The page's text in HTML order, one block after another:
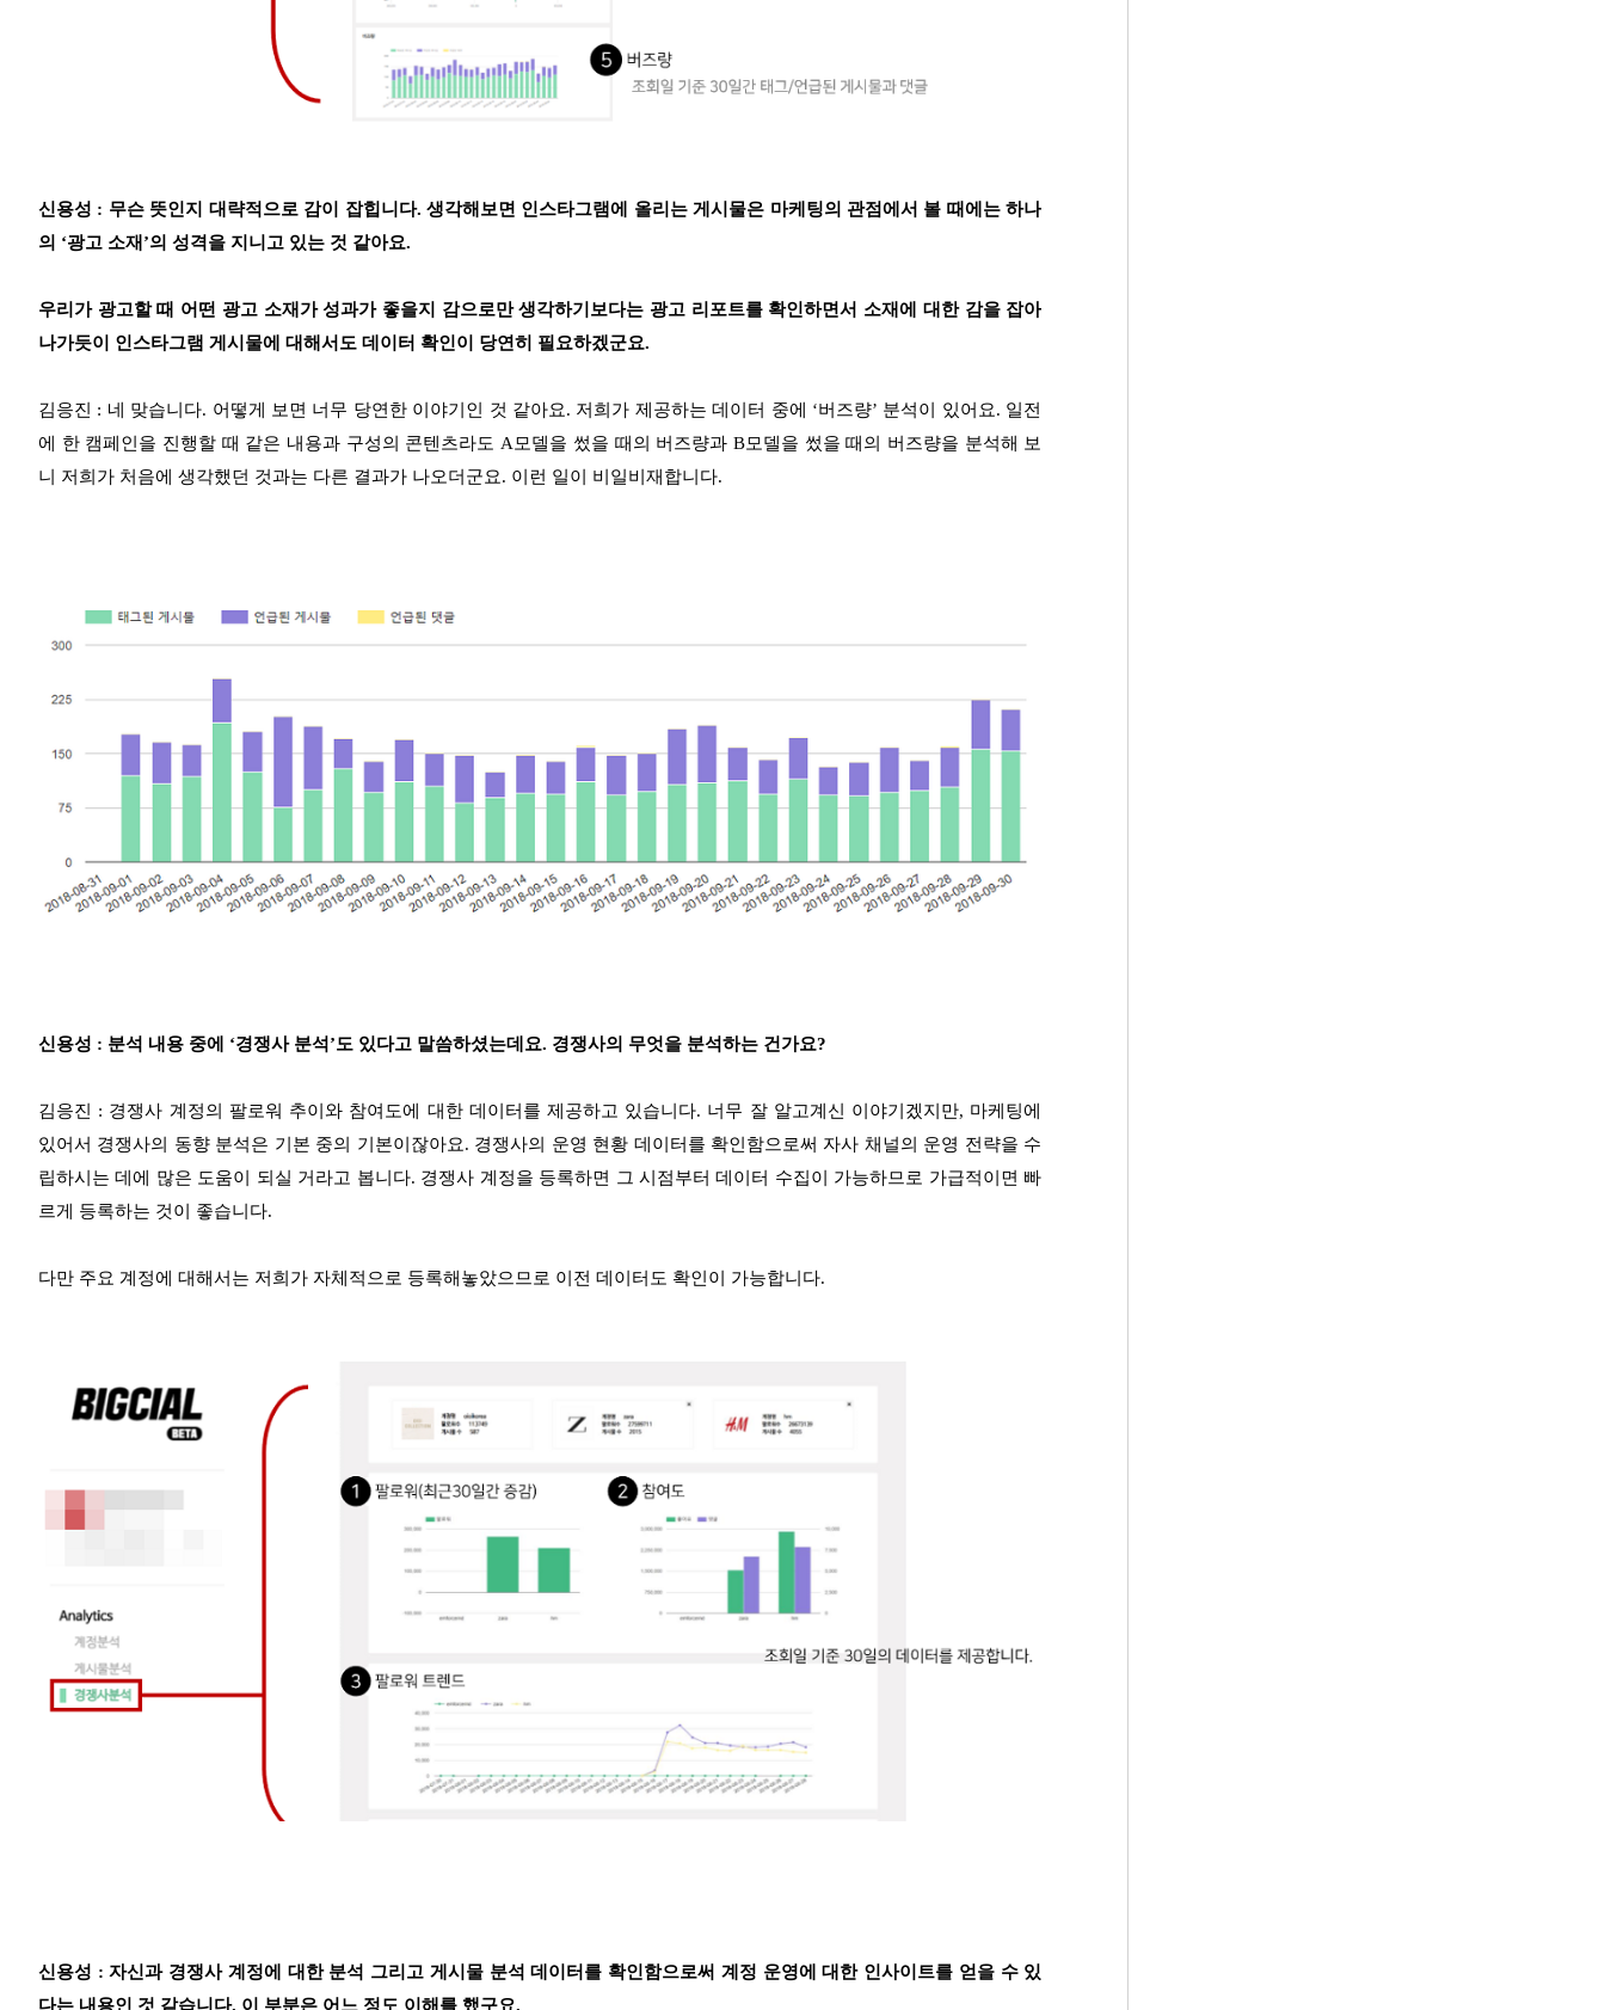
신용성 : 무슨 뜻인지 대략적으로 감이 잡힙니다. 생각해보면 인스타그램에 올리는 게시물은 마케팅의 관점에서 볼 때에는 하나
의 ‘광고 소재’의 성격을 지니고 있는 것 같아요.
우리가 광고할 때 어떤 광고 소재가 성과가 좋을지 감으로만 생각하기보다는 광고 리포트를 확인하면서 소재에 대한 감을 잡아
나가듯이 인스타그램 게시물에 대해서도 데이터 확인이 당연히 필요하겠군요.
김응진 : 네 맞습니다. 어떻게 보면 너무 당연한 이야기인 것 같아요. 저희가 제공하는 데이터 중에 ‘버즈량’ 분석이 있어요. 일전
에 한 캠페인을 진행할 때 같은 내용과 구성의 콘텐츠라도 A모델을 썼을 때의 버즈량과 B모델을 썼을 때의 버즈량을 분석해 보
니 저희가 처음에 생각했던 것과는 다른 결과가 나오더군요. 이런 일이 비일비재합니다.
신용성 : 분석 내용 중에 ‘경쟁사 분석’도 있다고 말씀하셨는데요. 경쟁사의 무엇을 분석하는 건가요?
김응진 : 경쟁사 계정의 팔로워 추이와 참여도에 대한 데이터를 제공하고 있습니다. 너무 잘 알고계신 이야기겠지만, 마케팅에
있어서 경쟁사의 동향 분석은 기본 중의 기본이잖아요. 경쟁사의 운영 현황 데이터를 확인함으로써 자사 채널의 운영 전략을 수
립하시는 데에 많은 도움이 되실 거라고 봅니다. 경쟁사 계정을 등록하면 그 시점부터 데이터 수집이 가능하므로 가급적이면 빠
르게 등록하는 것이 좋습니다.
다만 주요 계정에 대해서는 저희가 자체적으로 등록해놓았으므로 이전 데이터도 확인이 가능합니다.
신용성 : 자신과 경쟁사 계정에 대한 분석 그리고 게시물 분석 데이터를 확인함으로써 계정 운영에 대한 인사이트를 얻을 수 있
다는 내용인 것 같습니다. 이 부분은 어느 정도 이해를 했구요.